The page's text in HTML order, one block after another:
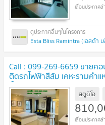
Esta Bliss Ramintra (เอสต้า
Call : 099-269-6659 ขายค
ติดรถไฟฟ้าสีส้ม เคหะรามคำ
ชั้น3 ตกแต่งครบ
สตูดิโอ